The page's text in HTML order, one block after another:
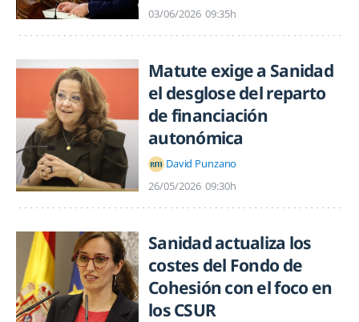
03/06/2026 09:35h
Matute exige a Sanidad
el desglose del reparto
de financiación
autonómica
David Punzano
26/05/2026 09:30h
Sanidad actualiza los
costes del Fondo de
Cohesión con el foco en
los CSUR